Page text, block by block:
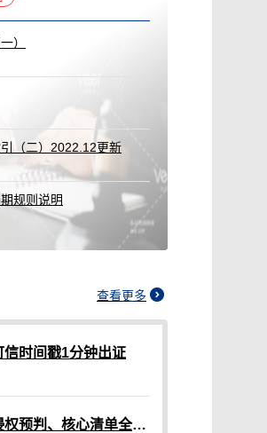
）
（二）2022.12更新
规则说明
查看更多
时间戳1分钟出证
网络作品版权认证材料准备指南：权属界定、侵权预判、核心清单全解析